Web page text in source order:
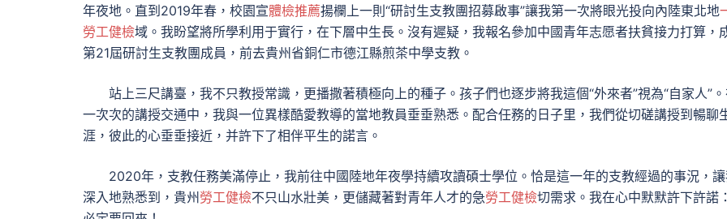
年夜地。直到2019年春，校園宣體檢推薦揚欄上一則“研討生支教團招募啟事”讓我第一次將眼光投向內陸東北地
勞工健檢域。我盼望將所學利用于實行，在下層中生長。沒有遲疑，我報名參加中國青年志愿者扶貧接力打算，
第21屆研討生支教團成員，前去貴州省銅仁市德江縣煎茶中學支教。
站上三尺講臺，我不只教授常識，更播撒著積極向上的種子。孩子們也逐步將我這個“外來者”視為“自家人”
一次次的講授交通中，我與一位異樣酷愛教導的當地教員垂垂熟悉。配合任務的日子里，我們從切磋講授到暢聊
涯，彼此的心垂垂接近，并許下了相伴平生的諾言。
2020年，支教任務美滿停止，我前往中國陸地年夜學持續攻讀碩士學位。恰是這一年的支教經過的事況，
深入地熟悉到，貴州 勞工健檢不只山水壯美，更儲藏著對青年人才的急勞工健檢切需求。我在心中默默許下許諾